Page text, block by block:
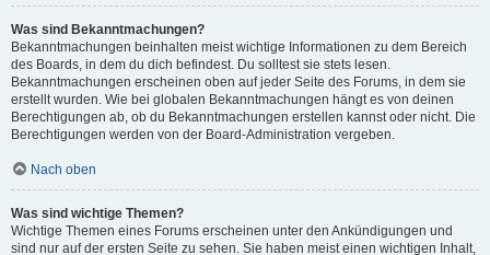
Was sind Bekanntmachungen?
Bekanntmachungen beinhalten meist wichtige Informationen zu dem Bereich
des Boards, in dem du dich befindest. Du solltest sie stets lesen.
Bekanntmachungen erscheinen oben auf jeder Seite des Forums, in dem sie
erstellt wurden. Wie bei globalen Bekanntmachungen hängt es von deinen
Berechtigungen ab, ob du Bekanntmachungen erstellen kannst oder nicht. Die
Berechtigungen werden von der Board-Administration vergeben.
Nach oben
Was sind wichtige Themen?
Wichtige Themen eines Forums erscheinen unter den Ankündigungen und
sind nur auf der ersten Seite zu sehen. Sie haben meist einen wichtigen Inhalt,